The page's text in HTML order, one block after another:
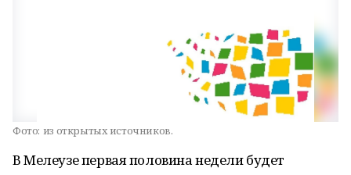
Фото: из открытых источников.
В Мелеузе первая половина недели будет